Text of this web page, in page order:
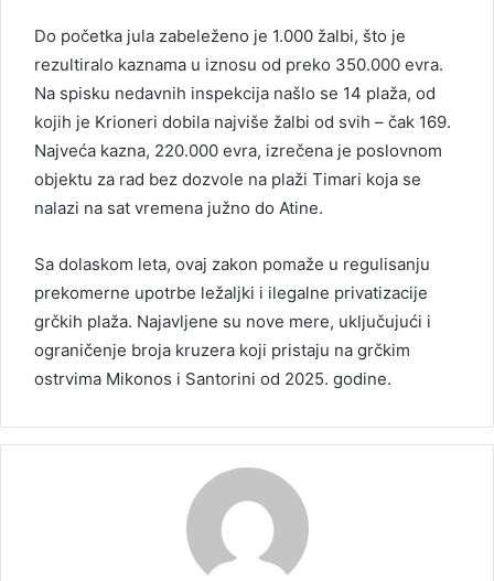
Do početka jula zabeleženo je 1.000 žalbi, što je
rezultiralo kaznama u iznosu od preko 350.000 evra.
Na spisku nedavnih inspekcija našlo se 14 plaža, od
kojih je Krioneri dobila najviše žalbi od svih – čak 169.
Najveća kazna, 220.000 evra, izrečena je poslovnom
objektu za rad bez dozvole na plaži Timari koja se
nalazi na sat vremena južno do Atine.
Sa dolaskom leta, ovaj zakon pomaže u regulisanju
prekomerne upotrbe ležaljki i ilegalne privatizacije
grčkih plaža. Najavljene su nove mere, uključujući i
ograničenje broja kruzera koji pristaju na grčkim
ostrvima Mikonos i Santorini od 2025. godine.